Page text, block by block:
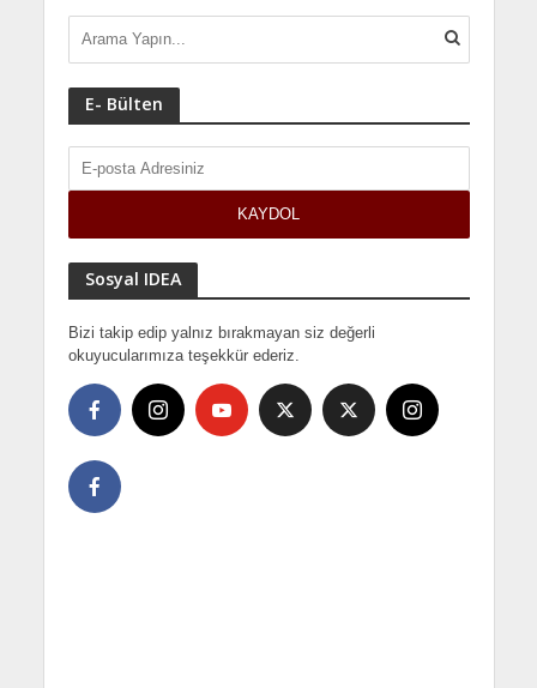
E- Bülten
Sosyal IDEA
Bizi takip edip yalnız bırakmayan siz değerli
okuyucularımıza teşekkür ederiz.